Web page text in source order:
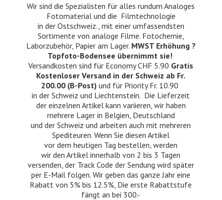
Wir sind die Spezialisten für alles rundum Analoges
Fotomaterial und die Filmtechnologie
in der Ostschweiz., mit einer umfassendsten
Sortimente von analoge Filme. Fotochemie,
Laborzubehör, Papier am Lager. MWST Erhöhung ?
Topfoto-Bodensee übernimmt sie!
Versandkosten sind für Economy CHF 5.90 Gratis
Kostenloser Versand in der Schweiz ab Fr.
200.00 (B-Post) und für Priority Fr. 10.90
in der Schweiz und Liechtenstein. Die Lieferzeit
der einzelnen Artikel kann variieren, wir haben
mehrere Lager in Belgien, Deutschland
und der Schweiz und arbeiten auch mit mehreren
Spediteuren. Wenn Sie diesen Artikel
vor dem heutigen Tag bestellen, werden
wir den Artikel innerhalb von 2 bis 3 Tagen
versenden, der Track Code der Sendung wird später
per E-Mail folgen. Wir geben das ganze Jahr eine
Rabatt von 5% bis 12.5%, Die erste Rabattstufe
fängt an bei 300.-